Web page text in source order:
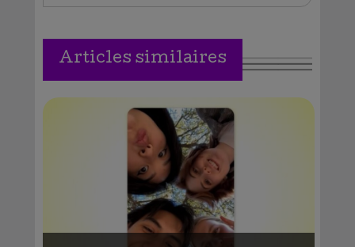
Articles similaires